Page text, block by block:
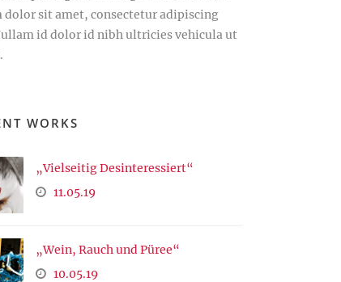
dolor sit amet, consectetur adipiscing
id dolor id nibh ultricies vehicula ut
WORKS
„Vielseitig Desinteressiert“
11.05.19
„Wein, Rauch und Püree“
10.05.19